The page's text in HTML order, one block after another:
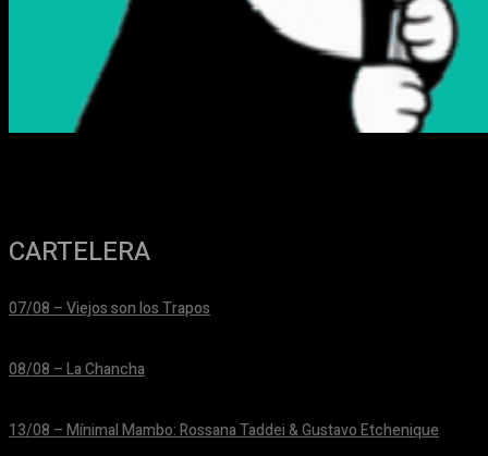
CARTELERA
07/08 – Viejos son los Trapos
08/08 – La Chancha
13/08 – Mínimal Mambo: Rossana Taddei & Gustavo Etchenique